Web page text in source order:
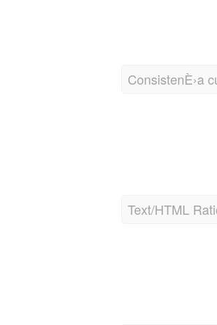
ConsistenÈ›a
Text/HTML